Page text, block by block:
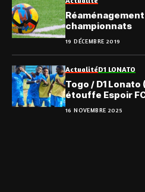
championnats
19 DÉCEMBRE 2019
ActualitéD1 LONATO
Togo / D1 Lonato (J2) : L’AC
étouffe Espoir
16 NOVEMBRE 2025